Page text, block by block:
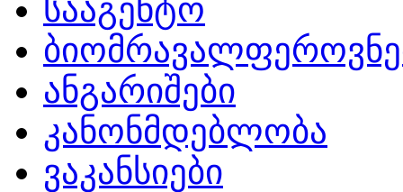
სააგენტო
ანგარიშები
კანონმდებლობა
ვაკანსიები